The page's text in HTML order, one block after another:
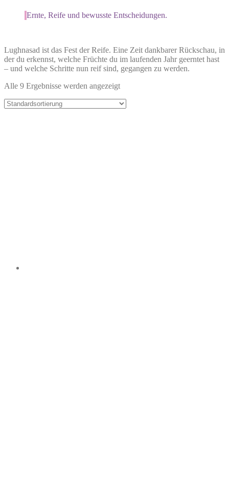
Ernte, Reife und bewusste Entscheidungen.
Lughnasad ist das Fest der Reife. Eine Zeit dankbarer Rückschau, in
der du erkennst, welche Früchte du im laufenden Jahr geerntet hast
– und welche Schritte nun reif sind, gegangen zu werden.
Alle 9 Ergebnisse werden angezeigt